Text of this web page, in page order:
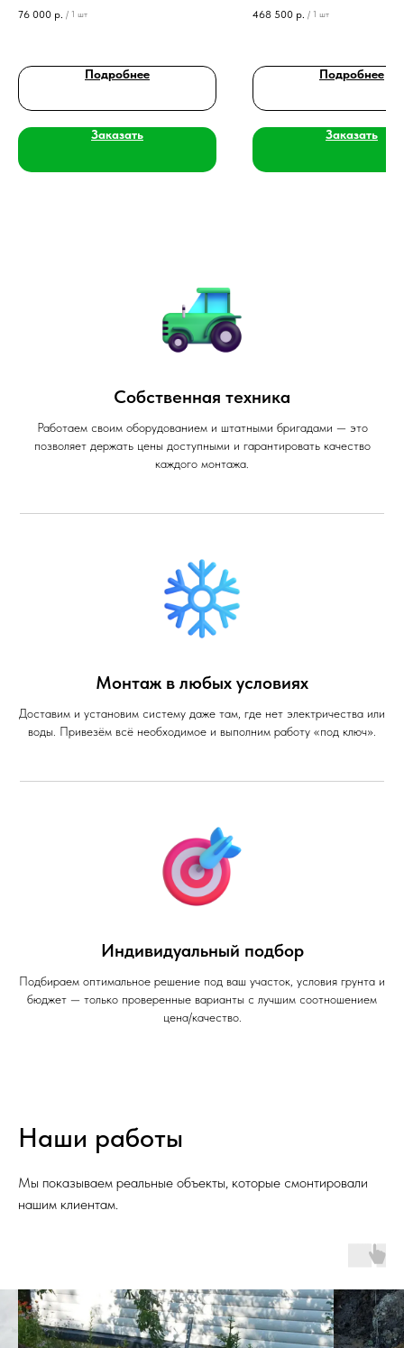
76 000 р. / 1 шт
Подробнее
Заказать
корпус для сложных грунтов и
468 500 р. / 1 шт
Подробнее
Заказать
Собственная техника
Работаем своим оборудованием и штатными бригадами — это
позволяет держать цены доступными и гарантировать качество
каждого монтажа.
Монтаж в любых условиях
Доставим и установим систему даже там, где нет электричества или
воды. Привезём всё необходимое и выполним работу «под ключ».
Индивидуальный подбор
Подбираем оптимальное решение под ваш участок, условия грунта и
бюджет — только проверенные варианты с лучшим соотношением
цена/качество.
Наши работы
Мы показываем реальные объекты, которые смонтировали
нашим клиентам.